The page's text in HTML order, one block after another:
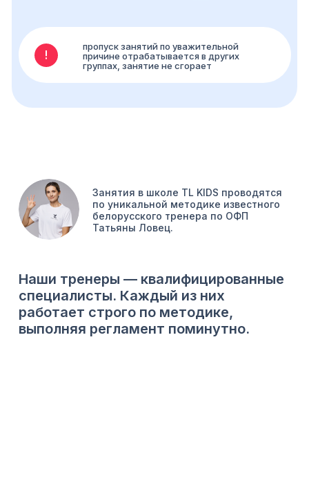
пропуск занятий по уважительной
причине отрабатывается в других
группах, занятие не сгорает
Наши тренеры — квалифицированные
специалисты. Каждый из них
работает строго по методике,
выполняя регламент поминутно.
Занятия в школе TL KIDS проводятся
по уникальной методике известного
белорусского тренера по ОФП
Татьяны Ловец.